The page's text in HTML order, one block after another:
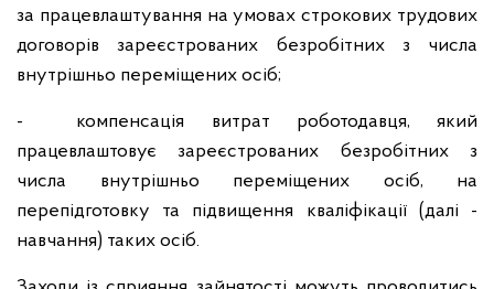
за працевлаштування на умовах строкових трудових
договорів зареєстрованих безробітних з числа
внутрішньо переміщених осіб;
- компенсація витрат роботодавця, який
працевлаштовує зареєстрованих безробітних з
числа внутрішньо переміщених осіб, на
перепідготовку та підвищення кваліфікації (далі -
навчання) таких осіб.